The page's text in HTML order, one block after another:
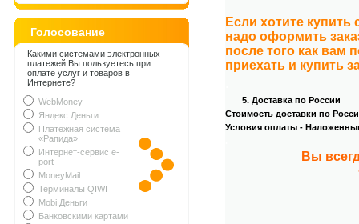
Голосование
Какими системами электронных
платежей Вы пользуетесь при
оплате услуг и товаров в
Интернете?
WebMoney
Яндекс.Деньги
Платежная система
«Рапида»
Интернет-сервис e-
port
MoneyMail
Терминалы QIWI
Mobi.Деньги
Банковскими картами
Если хотите
надо оформить
после того как вам
приехать и купить
5. Доставка по России
Стоимость доставки по
Условия оплаты -
Вы